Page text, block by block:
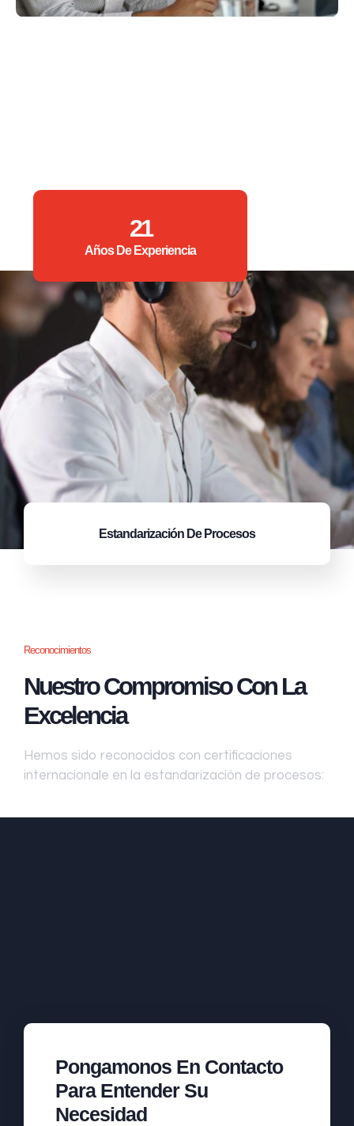
21
Años De Experiencia
Estandarización De Procesos
Reconocimientos
Nuestro Compromiso Con La
Excelencia
Hemos sido reconocidos con certificaciones
internacionale en la estandarización de procesos:
Pongamonos En Contacto
Para Entender Su
Necesidad